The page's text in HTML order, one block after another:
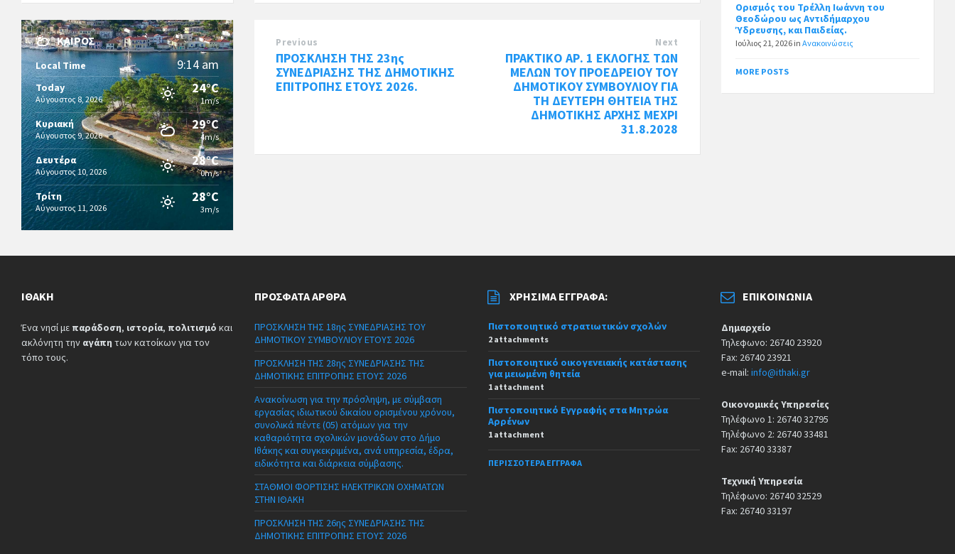
Previous
ΠΡΟΣΚΛΗΣΗ ΤΗΣ 23ης
ΣΥΝΕΔΡΙΑΣΗΣ ΤΗΣ ΔΗΜΟΤΙΚΗΣ
ΕΠΙΤΡΟΠΗΣ ΕΤΟΥΣ 2026.
Next
ΠΡΑΚΤΙΚΟ ΑΡ. 1 ΕΚΛΟΓΗΣ ΤΩΝ
ΜΕΛΩΝ ΤΟΥ ΠΡΟΕΔΡΕΙΟΥ ΤΟΥ
ΔΗΜΟΤΙΚΟΥ ΣΥΜΒΟΥΛΙΟΥ ΓΙΑ
ΤΗ ΔΕΥΤΕΡΗ ΘΗΤΕΙΑ ΤΗΣ
ΔΗΜΟΤΙΚΗΣ ΑΡΧΗΣ ΜΕΧΡΙ
31.8.2028
ΚΑΙΡΌΣ
Local Time 9:14 am
Today
Αύγουστος 8, 2026
24°C
1m/s
Κυριακή
Αύγουστος 9, 2026
29°C
4m/s
Δευτέρα
Αύγουστος 10, 2026
28°C
0m/s
Τρίτη
Αύγουστος 11, 2026
28°C
3m/s
Ορισμός του Τρέλλη Ιωάννη του
Θεοδώρου ως Αντιδήμαρχου
Ύδρευσης, και Παιδείας.
Ιούλιος 21, 2026 inΑνακοινώσεις
MORE POSTS
ΙΘΆΚΗ
Ένα νησί με παράδοση, ιστορία, πολιτισμό και
ακλόνητη την αγάπη των κατοίκων για τον
τόπο τους.
ΠΡΌΣΦΑΤΑ ΆΡΘΡΑ
ΠΡΟΣΚΛΗΣΗ ΤΗΣ 18ης ΣΥΝΕΔΡΙΑΣΗΣ ΤΟΥ
ΔΗΜΟΤΙΚΟΥ ΣΥΜΒΟΥΛΙΟΥ ΕΤΟΥΣ 2026
ΠΡΟΣΚΛΗΣΗ ΤΗΣ 28ης ΣΥΝΕΔΡΙΑΣΗΣ ΤΗΣ
ΔΗΜΟΤΙΚΗΣ ΕΠΙΤΡΟΠΗΣ ΕΤΟΥΣ 2026
Ανακοίνωση για την πρόσληψη, με σύμβαση
εργασίας ιδιωτικού δικαίου ορισμένου χρόνου,
συνολικά πέντε (05) ατόμων για την
καθαριότητα σχολικών μονάδων στο Δήμο
Ιθάκης και συγκεκριμένα, ανά υπηρεσία, έδρα,
ειδικότητα και διάρκεια σύμβασης.
ΣΤΑΘΜΟΙ ΦΟΡΤΙΣΗΣ ΗΛΕΚΤΡΙΚΩΝ ΟΧΗΜΑΤΩΝ
ΣΤΗΝ ΙΘΑΚΗ
ΠΡΟΣΚΛΗΣΗ ΤΗΣ 26ης ΣΥΝΕΔΡΙΑΣΗΣ ΤΗΣ
ΔΗΜΟΤΙΚΗΣ ΕΠΙΤΡΟΠΗΣ ΕΤΟΥΣ 2026
ΧΡΉΣΙΜΑ ΈΓΓΡΑΦΑ:
Πιστοποιητικό στρατιωτικών σχολών
2 attachments
Πιστοποιητικό οικογενειακής κατάστασης
για μειωμένη θητεία
1 attachment
Πιστοποιητικό Εγγραφής στα Μητρώα
Αρρένων
1 attachment
ΠΕΡΙΣΣΌΤΕΡΑ ΈΓΓΡΑΦΑ
ΕΠΙΚΟΙΝΩΝΊΑ
Δημαρχείο
Τηλεφωνο: 26740 23920
Fax: 26740 23921
e-mail:info@ithaki.gr
Οικονομικές Υπηρεσίες
Τηλέφωνο 1: 26740 32795
Τηλέφωνο 2: 26740 33481
Fax: 26740 33387
Τεχνική Υπηρεσία
Τηλέφωνο: 26740 32529
Fax: 26740 33197